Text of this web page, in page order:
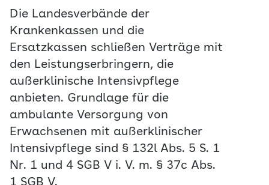
Die Landesverbände der
Krankenkassen und die
Ersatzkassen schließen Verträge mit
den Leistungserbringern, die
außerklinische Intensivpflege
anbieten. Grundlage für die
ambulante Versorgung von
Erwachsenen mit außerklinischer
Intensivpflege sind § 132l Abs. 5 S. 1
Nr. 1 und 4 SGB V i. V. m. § 37c Abs.
1 SGB V.